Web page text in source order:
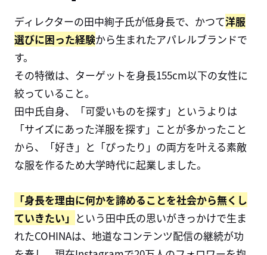
ディレクターの田中絢子氏が低身長で、かつて洋服
選びに困った経験から生まれたアパレルブランドで
す。
その特徴は、ターゲットを身長155cm以下の女性に
絞っていること。
田中氏自身、「可愛いものを探す」というよりは
「サイズにあった洋服を探す」ことが多かったこと
から、「好き」と「ぴったり」の両方を叶える素敵
な服を作るため大学時代に起業しました。
「身長を理由に何かを諦めることを社会から無くし
ていきたい」 という田中氏の思いがきっかけで生ま
れたCOHINAは、地道なコンテンツ配信の継続が功